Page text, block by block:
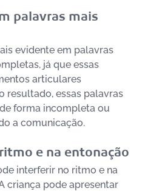
palavras mais
evidente em palavras
já que essas
articulares
resultado, essas palavras
forma incompleta ou
a comunicação.
e na entonação
interferir no ritmo e na
criança pode apresentar